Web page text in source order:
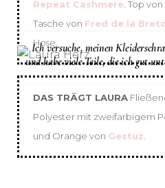
Repeat Cashmere . Top von
Tasche von Fred de la
Hose.
Ich versuche, meinen
und habe viele Teile, die ich gut
DAS TRÄGT LAURA
Polyester mit zweifarbigem
und Orange von Gestuz.